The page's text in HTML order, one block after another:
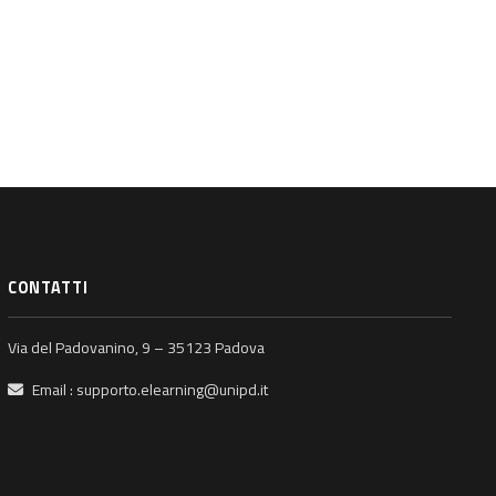
CONTATTI
Via del Padovanino, 9 – 35123 Padova
Email : supporto.elearning@unipd.it